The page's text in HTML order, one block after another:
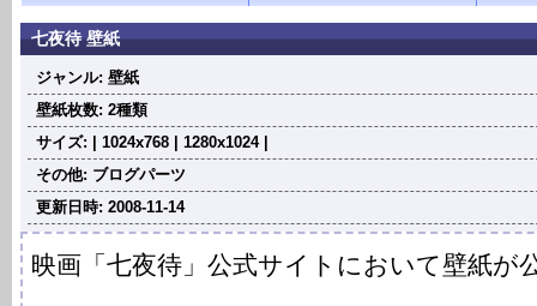
七夜待 壁紙
ジャンル: 壁紙
壁紙枚数: 2種類
サイズ: | 1024x768 | 1280x1024 |
その他: ブログパーツ
更新日時: 2008-11-14
映画「七夜待」公式サイトにおいて壁紙が